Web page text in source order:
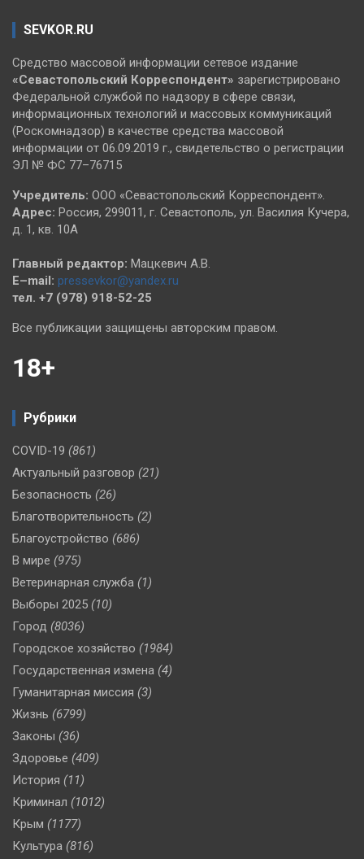
SEVKOR.RU
Средство массовой информации сетевое издание
«Севастопольский Корреспондент» зарегистрировано
Федеральной службой по надзору в сфере связи,
информационных технологий и массовых коммуникаций
(Роскомнадзор) в качестве средства массовой
информации от 06.09.2019 г., свидетельство о регистрации
ЭЛ № ФС 77–76715
Учредитель: ООО «Севастопольский Корреспондент».
Адрес: Россия, 299011, г. Севастополь, ул. Василия Кучера,
д. 1, кв. 10А
Главный редактор: Мацкевич А.В.
E–mail: pressevkor@yandex.ru
тел. +7 (978) 918-52-25
Все публикации защищены авторским правом.
18+
Рубрики
COVID-19 (861)
Актуальный разговор (21)
Безопасность (26)
Благотворительность (2)
Благоустройство (686)
В мире (975)
Ветеринарная служба (1)
Выборы 2025 (10)
Город (8036)
Городское хозяйство (1984)
Государственная измена (4)
Гуманитарная миссия (3)
Жизнь (6799)
Законы (36)
Здоровье (409)
История (11)
Криминал (1012)
Крым (1177)
Культура (816)